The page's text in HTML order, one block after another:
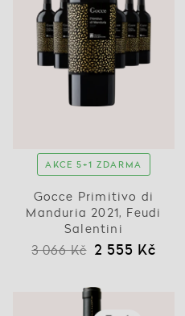
AKCE 5+1 ZDARMA
Gocce Primitivo di
Manduria 2021, Feudi
Salentini
3 066 Kč 2 555 Kč